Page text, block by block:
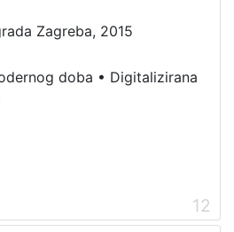
Zagreba, 2015
doba • Digitalizirana
12